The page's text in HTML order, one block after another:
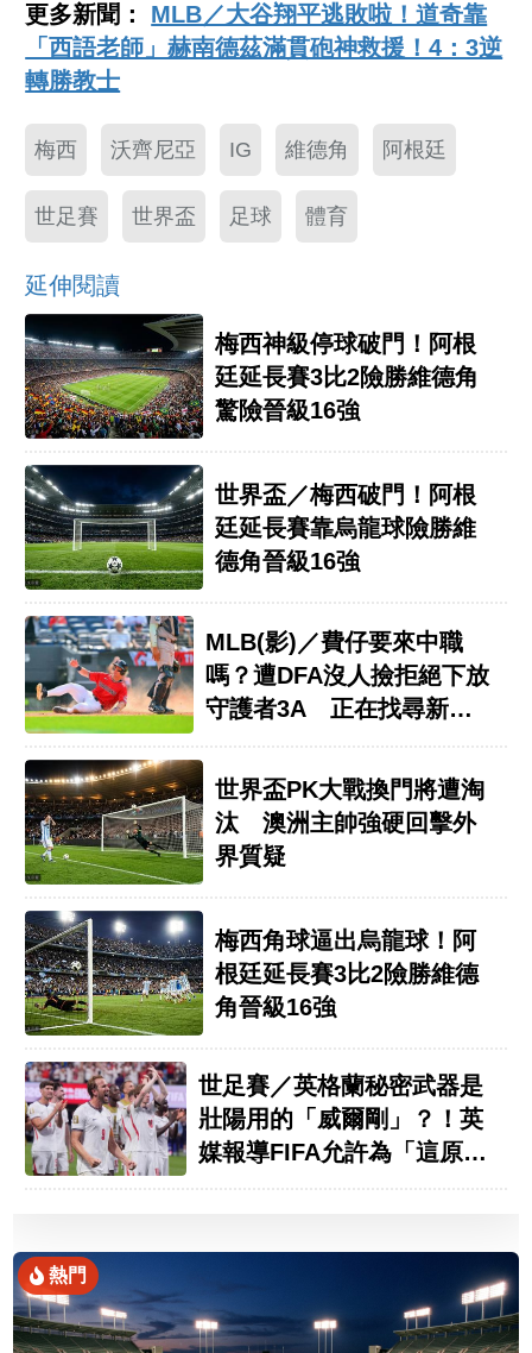
更多新聞： MLB／大谷翔平逃敗啦！道奇靠
「西語老師」赫南德茲滿貫砲神救援！4：3逆
轉勝教士
梅西 沃齊尼亞 IG 維德角 阿根廷
世足賽 世界盃 足球 體育
延伸閱讀
梅西神級停球破門！阿根
廷延長賽3比2險勝維德角
驚險晉級16強
世界盃／梅西破門！阿根
廷延長賽靠烏龍球險勝維
德角晉級16強
MLB(影)／費仔要來中職
嗎？遭DFA沒人撿拒絕下放
守護者3A 正在找尋新東
世界盃PK大戰換門將遭淘
汰 澳洲主帥強硬回擊外
界質疑
梅西角球逼出烏龍球！阿
根廷延長賽3比2險勝維德
角晉級16強
世足賽／英格蘭秘密武器是
壯陽用的「威爾剛」？！英
媒報導FIFA允許為「這原
熱門